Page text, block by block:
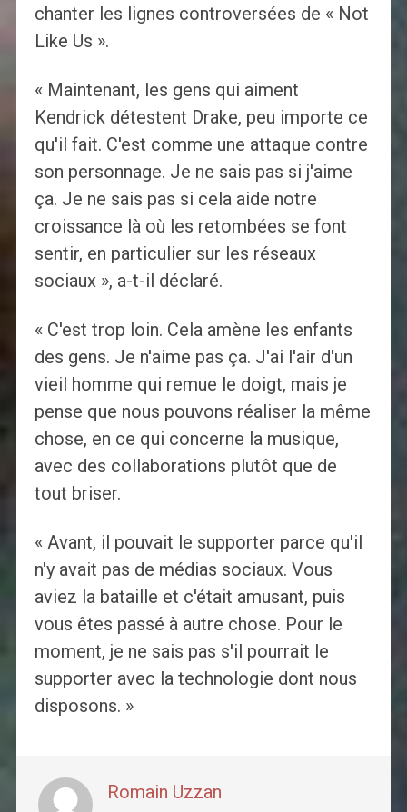
chanter les lignes controversées de « Not
Like Us ».
« Maintenant, les gens qui aiment
Kendrick détestent Drake, peu importe ce
qu'il fait. C'est comme une attaque contre
son personnage. Je ne sais pas si j'aime
ça. Je ne sais pas si cela aide notre
croissance là où les retombées se font
sentir, en particulier sur les réseaux
sociaux », a-t-il déclaré.
« C'est trop loin. Cela amène les enfants
des gens. Je n'aime pas ça. J'ai l'air d'un
vieil homme qui remue le doigt, mais je
pense que nous pouvons réaliser la même
chose, en ce qui concerne la musique,
avec des collaborations plutôt que de
tout briser.
« Avant, il pouvait le supporter parce qu'il
n'y avait pas de médias sociaux. Vous
aviez la bataille et c'était amusant, puis
vous êtes passé à autre chose. Pour le
moment, je ne sais pas s'il pourrait le
supporter avec la technologie dont nous
disposons. »
Romain Uzzan